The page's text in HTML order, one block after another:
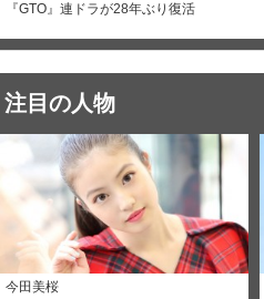
『GTO』連ドラが28年ぶり復活
注目の人物
今田美桜